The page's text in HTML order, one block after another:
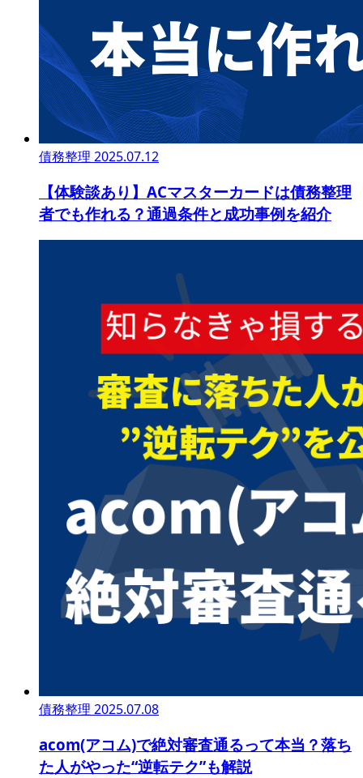
債務整理 2025.07.12
【体験談あり】ACマスターカードは債務整理
者でも作れる？通過条件と成功事例を紹介
債務整理 2025.07.08
acom(アコム)で絶対審査通るって本当？落ち
た人がやった“逆転テク”も解説